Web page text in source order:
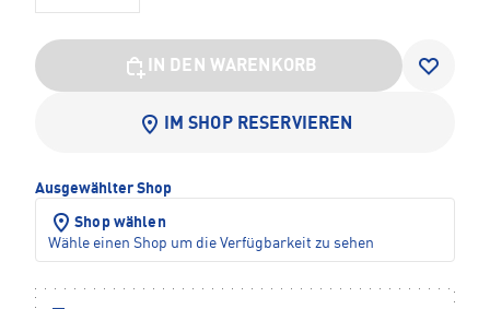
IN DEN WARENKORB
IM SHOP RESERVIEREN
Ausgewählter Shop
Shop wählen
Wähle einen Shop um die Verfügbarkeit zu sehen